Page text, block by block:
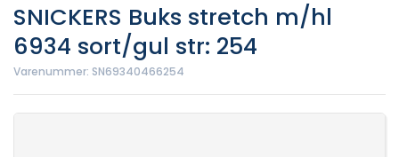
SNICKERS Buks stretch m/hl
6934 sort/gul str: 254
Varenummer: SN69340466254